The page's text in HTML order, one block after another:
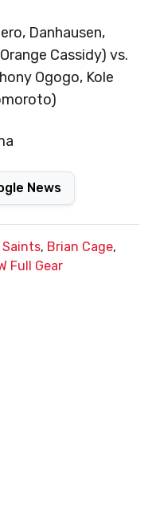
Danhausen,
Cassidy) vs.
Ogogo, Kole
News
Saints, Brian Cage,
Full Gear